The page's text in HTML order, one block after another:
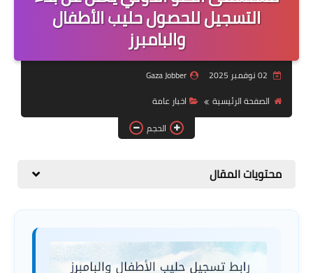
منوعات
نماذج سيرة ذاتية
التسجيل للحصول حليب الأطفال
والبامبرز
Gaza Jobber
الصفحة الرئيسية
اخبار عامة
الحجم
محتويات المقال